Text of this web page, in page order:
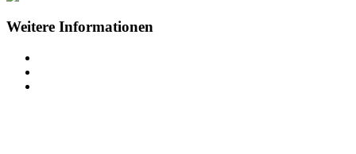
Weitere Informationen